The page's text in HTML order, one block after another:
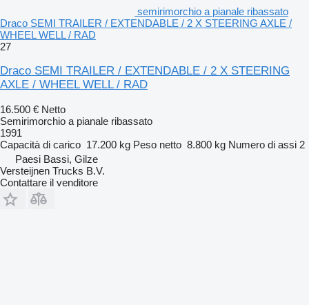
semirimorchio a pianale ribassato
Draco SEMI TRAILER / EXTENDABLE / 2 X STEERING AXLE /
WHEEL WELL / RAD
27
Draco SEMI TRAILER / EXTENDABLE / 2 X STEERING
AXLE / WHEEL WELL / RAD
16.500 € Netto
Semirimorchio a pianale ribassato
1991
Capacità di carico 17.200 kg Peso netto 8.800 kg Numero di assi 2
Paesi Bassi, Gilze
Versteijnen Trucks B.V.
Contattare il venditore